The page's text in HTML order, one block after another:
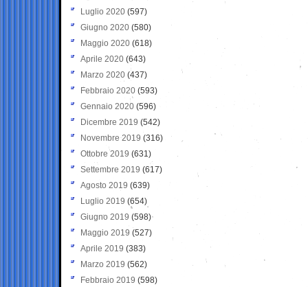
Luglio 2020 (597)
Giugno 2020 (580)
Maggio 2020 (618)
Aprile 2020 (643)
Marzo 2020 (437)
Febbraio 2020 (593)
Gennaio 2020 (596)
Dicembre 2019 (542)
Novembre 2019 (316)
Ottobre 2019 (631)
Settembre 2019 (617)
Agosto 2019 (639)
Luglio 2019 (654)
Giugno 2019 (598)
Maggio 2019 (527)
Aprile 2019 (383)
Marzo 2019 (562)
Febbraio 2019 (598)